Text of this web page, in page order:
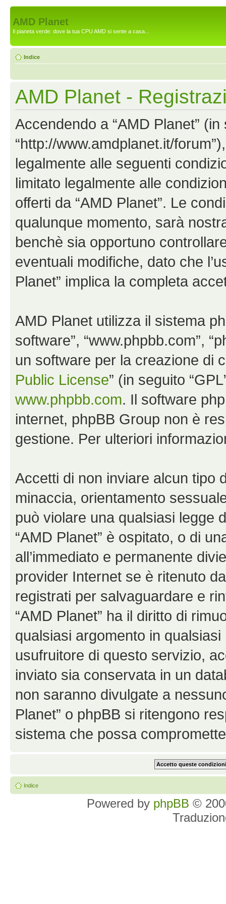
AMD Planet
Il pianeta verde: dove la tua CPU AMD si sente a casa...
Indice
AMD Planet -
Accendendo a “AMD Planet” (in
“http://www.amdplanet.it/
legalmente alle seguenti
limitato legalmente alle
offerti da “AMD Planet”. Le
qualunque momento, sarà
benchè sia opportuno
eventuali modifiche, dato che
Planet” implica la completa
AMD Planet utilizza il sistema
software”, “www.phpbb.com”,
un software per la creazione di
Public License” (in seguito
www.phpbb.com. Il software
internet, phpBB Group non è
gestione. Per ulteriori
Accetti di non inviare alcun tipo
minaccia, orientamento
può violare una qualsiasi legge
“AMD Planet” è ospitato, o di
all’immediato e permanente
provider Internet se è ritenuto
registrati per salvaguardare e
“AMD Planet” ha il diritto di
qualsiasi argomento in
usufruitore di questo servizio,
inviato sia conservata in un
non saranno divulgate a
Planet” o phpBB si ritengono
sistema che possa
Indice
Powered by phpBB ©